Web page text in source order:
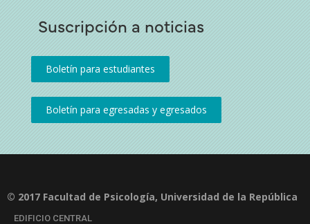
Suscripción a noticias
© 2017 Facultad de Psicología, Universidad de la República
EDIFICIO CENTRAL